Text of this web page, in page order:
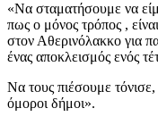
«Να σταματήσουμε να
πως ο μόνος τρόπος ,
στον Αθερινόλακκο για
ένας αποκλεισμός ενός
Να τους πιέσουμε
όμοροι δήμοι».